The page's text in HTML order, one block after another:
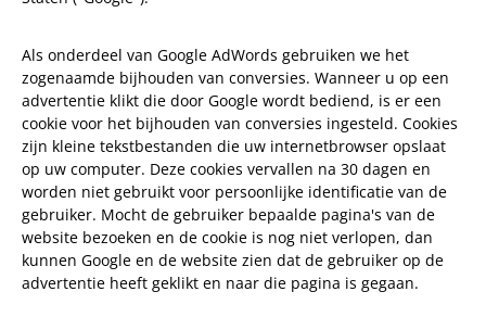
Als onderdeel van Google AdWords gebruiken we het
zogenaamde bijhouden van conversies. Wanneer u op een
advertentie klikt die door Google wordt bediend, is er een
cookie voor het bijhouden van conversies ingesteld. Cookies
zijn kleine tekstbestanden die uw internetbrowser opslaat
op uw computer. Deze cookies vervallen na 30 dagen en
worden niet gebruikt voor persoonlijke identificatie van de
gebruiker. Mocht de gebruiker bepaalde pagina's van de
website bezoeken en de cookie is nog niet verlopen, dan
kunnen Google en de website zien dat de gebruiker op de
advertentie heeft geklikt en naar die pagina is gegaan.